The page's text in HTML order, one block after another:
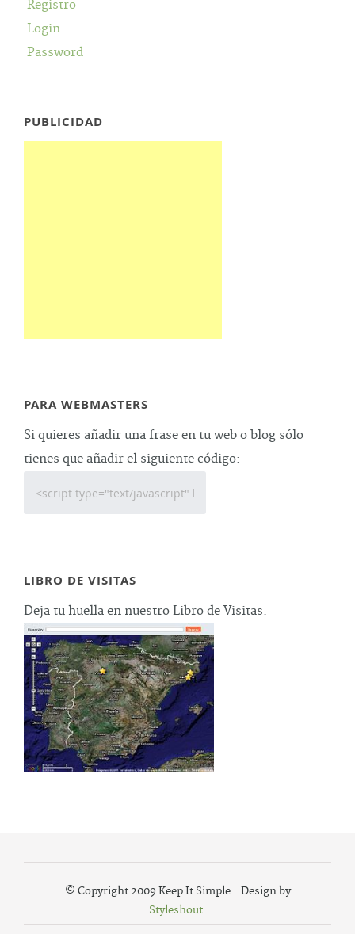
Registro
Login
Password
PUBLICIDAD
PARA WEBMASTERS
Si quieres añadir una frase en tu web o blog sólo
tienes que añadir el siguiente código:
LIBRO DE VISITAS
Deja tu huella en nuestro Libro de Visitas.
© Copyright 2009 Keep It Simple. Design by
Styleshout.